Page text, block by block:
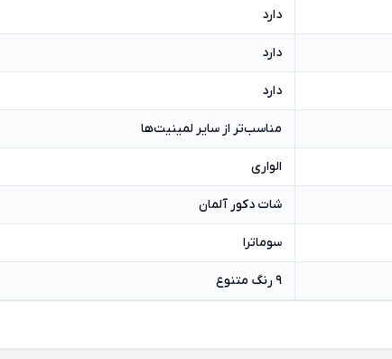
دارد
دارد
دارد
مناسب‌تر از سایر لمینیت‌ها
الواری
شات دکور آلمان
سوماترا
9 رنگ متنوع